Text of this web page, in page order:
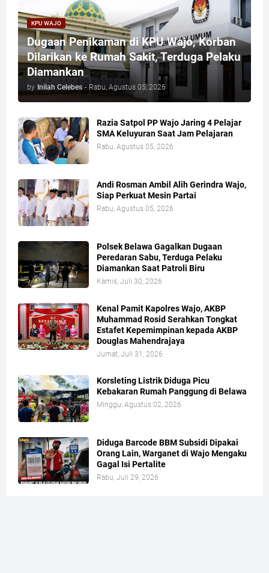
KPU WAJO
Dugaan Penikaman di KPU Wajo, Korban
Dilarikan ke Rumah Sakit, Terduga Pelaku
Diamankan
by Inilah Celebes - Rabu, Agustus 05, 2026
Razia Satpol PP Wajo Jaring 4 Pelajar
SMA Keluyuran Saat Jam Pelajaran
Rabu, Agustus 05, 2026
Andi Rosman Ambil Alih Gerindra Wajo,
Siap Perkuat Mesin Partai
Rabu, Agustus 05, 2026
Polsek Belawa Gagalkan Dugaan
Peredaran Sabu, Terduga Pelaku
Diamankan Saat Patroli Biru
Kamis, Juli 30, 2026
Kenal Pamit Kapolres Wajo, AKBP
Muhammad Rosid Serahkan Tongkat
Estafet Kepemimpinan kepada AKBP
Douglas Mahendrajaya
Jumat, Juli 31, 2026
Korsleting Listrik Diduga Picu
Kebakaran Rumah Panggung di Belawa
Minggu, Agustus 02, 2026
Diduga Barcode BBM Subsidi Dipakai
Orang Lain, Warganet di Wajo Mengaku
Gagal Isi Pertalite
Rabu, Juli 29, 2026